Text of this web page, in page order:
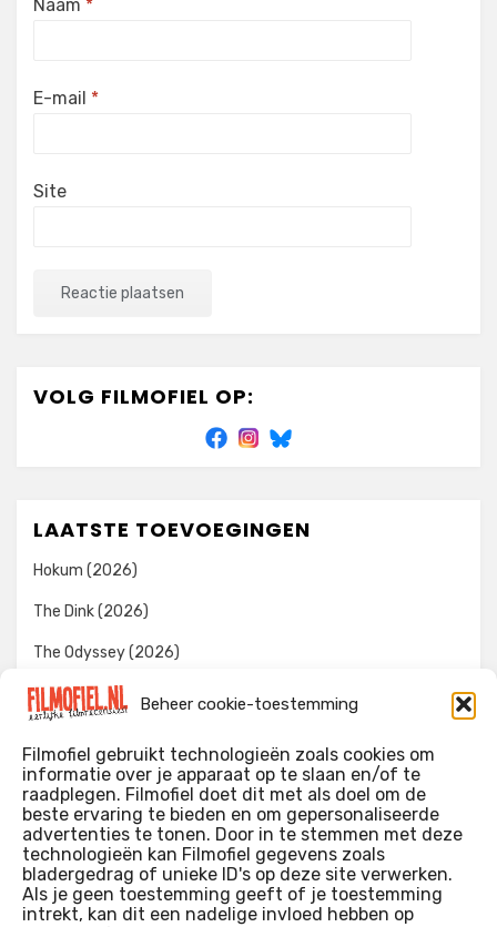
Beheer cookie-toestemming
Filmofiel gebruikt technologieën zoals cookies om
informatie over je apparaat op te slaan en/of te
raadplegen. Filmofiel doet dit met als doel om de
beste ervaring te bieden en om gepersonaliseerde
advertenties te tonen. Door in te stemmen met deze
technologieën kan Filmofiel gegevens zoals
bladergedrag of unieke ID's op deze site verwerken.
Als je geen toestemming geeft of je toestemming
intrekt, kan dit een nadelige invloed hebben op
Naam *
E-mail *
Site
VOLG FILMOFIEL OP:
LAATSTE TOEVOEGINGEN
Hokum (2026)
The Dink (2026)
The Odyssey (2026)
Evil Dead Burn (2026)
WIE IK BEN…?
Ik ben ooit begonnen met m’n recensies omdat ik zoveel
films keek dat ik af en toe niet meer wist welke ik nu wel of
niet gezien had. Ik ben een filmliefhebber, heb als hobby nog